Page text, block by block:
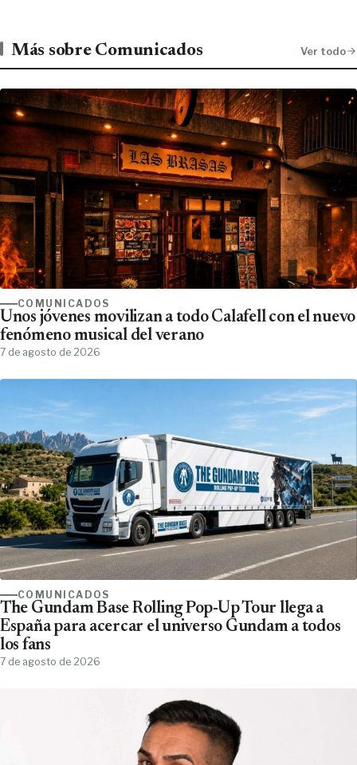
Más sobre Comunicados Ver todo
COMUNICADOS
Unos jóvenes movilizan a todo Calafell con el nuevo
fenómeno musical del verano
7 de agosto de 2026
COMUNICADOS
The Gundam Base Rolling Pop-Up Tour llega a
España para acercar el universo Gundam a todos
los fans
7 de agosto de 2026